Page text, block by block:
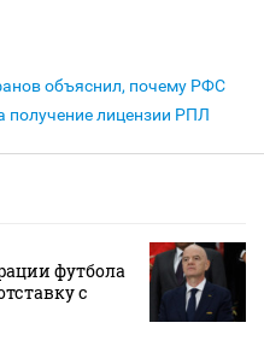
объяснил, почему РФС
получение лицензии РПЛ
футбола
с